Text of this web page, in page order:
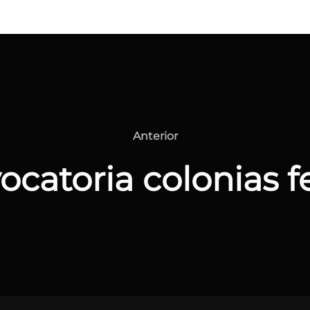
Anterior
Anterior
colonias